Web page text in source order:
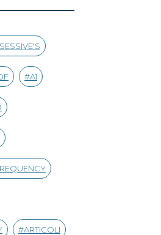
A1
ARTICOLI